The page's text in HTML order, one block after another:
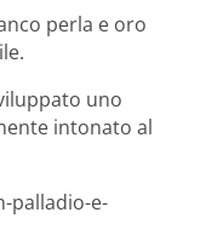
perla e oro
uno
intonato al
palladio-e-